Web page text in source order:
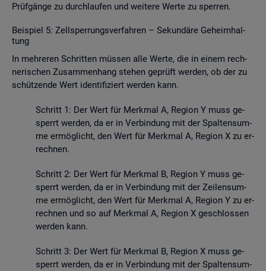
Prüf­gän­ge zu durch­lau­fen und wei­te­re Werte zu sper­ren.
Bei­spiel 5: Zell­sper­rungs­ver­fah­ren – Se­kun­dä­re Ge­heim­hal­
tung
In meh­re­ren Schrit­ten müs­sen alle Werte, die in einem rech­
ne­ri­schen Zu­sam­men­hang ste­hen ge­prüft wer­den, ob der zu
schüt­zen­de Wert iden­ti­fi­ziert wer­den kann.
Schritt 1: Der Wert für Merk­mal A, Re­gi­on Y muss ge­
sperrt wer­den, da er in Ver­bin­dung mit der Spal­ten­sum­
me er­mög­licht, den Wert für Merk­mal A, Re­gi­on X zu er­
rech­nen.
Schritt 2: Der Wert für Merk­mal B, Re­gi­on Y muss ge­
sperrt wer­den, da er in Ver­bin­dung mit der Zei­len­sum­
me er­mög­licht, den Wert für Merk­mal A, Re­gi­on Y zu er­
rech­nen und so auf Merk­mal A, Re­gi­on X ge­schlos­sen
wer­den kann.
Schritt 3: Der Wert für Merk­mal B, Re­gi­on X muss ge­
sperrt wer­den, da er in Ver­bin­dung mit der Spal­ten­sum­